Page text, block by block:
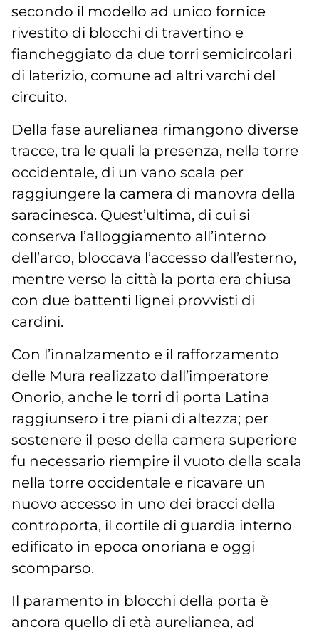
secondo il modello ad unico fornice
rivestito di blocchi di travertino e
fiancheggiato da due torri semicircolari
di laterizio, comune ad altri varchi del
circuito.
Della fase aurelianea rimangono diverse
tracce, tra le quali la presenza, nella torre
occidentale, di un vano scala per
raggiungere la camera di manovra della
saracinesca. Quest’ultima, di cui si
conserva l’alloggiamento all’interno
dell’arco, bloccava l’accesso dall’esterno,
mentre verso la città la porta era chiusa
con due battenti lignei provvisti di
cardini.
Con l’innalzamento e il rafforzamento
delle Mura realizzato dall’imperatore
Onorio, anche le torri di porta Latina
raggiunsero i tre piani di altezza; per
sostenere il peso della camera superiore
fu necessario riempire il vuoto della scala
nella torre occidentale e ricavare un
nuovo accesso in uno dei bracci della
controporta, il cortile di guardia interno
edificato in epoca onoriana e oggi
scomparso.
Il paramento in blocchi della porta è
ancora quello di età aurelianea, ad